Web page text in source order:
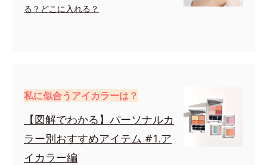
る？どこに入れる？
私に似合うアイカラーは？
【図解でわかる】パーソナルカ
ラー別おすすめアイテム #1.ア
イカラー編